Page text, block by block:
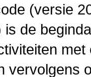
(versie
is de
vervolgens